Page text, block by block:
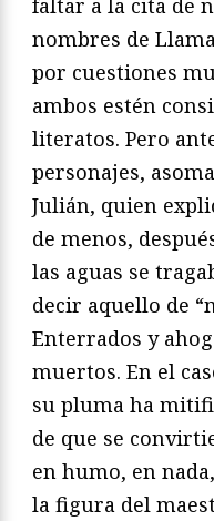
faltar a la cita de
nombres de
por cuestiones
ambos estén
literatos. Pero
personajes,
Julián, quien
de menos,
las aguas se
decir aquello de
Enterrados y
muertos. En el
su pluma ha
de que se
en humo, en
la figura del